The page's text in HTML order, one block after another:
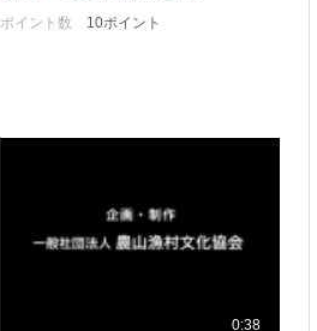
ポイント数 10ポイント
0:38